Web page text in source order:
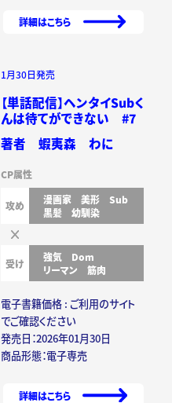
詳細はこちら
1月30日発売
【単話配信】ヘンタイSubく
んは待てができない #7
著者 蝦夷森 わに
CP属性
攻め 漫画家 美形
Sub
黒髪
幼馴染
受け 強気
Dom
リーマン
筋肉
電子書籍価格 : ご利用のサイト
でご確認ください
発売日：2026年01月30日
商品形態：電子専売
詳細はこちら